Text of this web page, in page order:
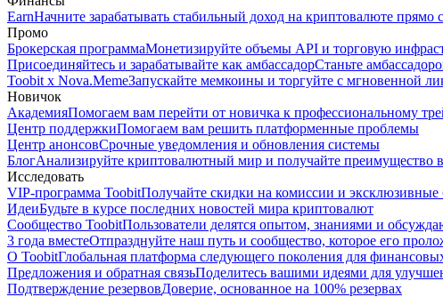
EarnНачните зарабатывать стабильный доход на криптовалюте прямо
Промо
Брокерская программаМонетизируйте объемы API и торговую
Присоединяйтесь и зарабатывайте как амбассадорСтаньте
Toobit x Nova.MemeЗапускайте мемкоины и торгуйте с мгновенной
Новичок
АкадемияПомогаем вам перейти от новичка к профессиональному
Центр поддержкиПомогаем вам решить платформенные проблемы
Центр анонсовСрочные уведомления и обновления системы
БлогАнализируйте криптовалютный мир и получайте преимущество
Исследовать
VIP-программа ToobitПолучайте скидки на комиссии и эксклюзивные
ИдеиБудьте в курсе последних новостей мира криптовалют
Сообщество ToobitПользователи делятся опытом, знаниями и
3 года вместеОтпразднуйте наш путь и сообщество, которое его
О ToobitГлобальная платформа следующего поколения для
Предложения и обратная связьПоделитесь вашими идеями для
Подтверждение резервовДоверие, основанное на 100% резервах